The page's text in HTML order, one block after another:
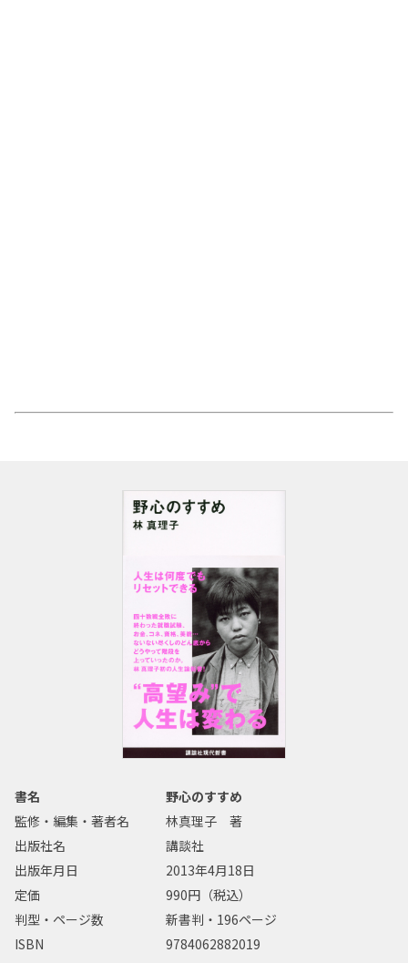
書名
野心のすすめ
監修・編集・著者名
林真理子 著
出版社名
講談社
出版年月日
2013年4月18日
定価
990円（税込）
判型・ページ数
新書判・196ページ
ISBN
9784062882019